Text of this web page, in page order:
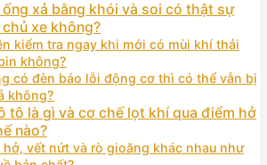
xả bằng khói và soi có thật sự
xe không?
kiểm tra ngay khi mới có mùi khí thải
không?
có đèn báo lỗi động cơ thì có thể vẫn bị
không?
tô là gì và cơ chế lọt khí qua điểm hở
nào?
vết nứt và rò gioăng khác nhau như